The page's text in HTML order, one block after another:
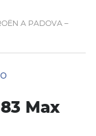
A PADOVA –
Max